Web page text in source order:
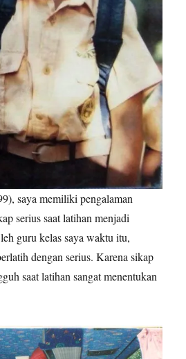
saya memiliki pengalaman
serius saat latihan menjadi
guru kelas saya waktu itu,
dengan serius. Karena sikap
saat latihan sangat menentukan